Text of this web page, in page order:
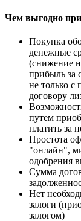
Чем выгодно
Покупка
денежные
(снижение
прибыль за
не только с
договору
путем
платить за
Простота
"онлайн",
одобрения
Сумма
Нет
залоги
залогом)